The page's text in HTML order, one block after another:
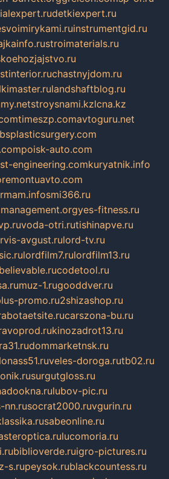
detkiexpert.ru
instrumentgid.ru
stroimaterials.ru
chastnyjdom.ru
landshaftblog.ru
stroysnami.kzlcna.kz
timeszp.comavtoguru.net
poisk-auto.com
engineering.comkuryatnik.info
smi366.ru
yes-fitness.ru
voda-otri.rutishinapve.ru
avgust.rulord-tv.ru
lordfilm7.rulordfilm13.ru
codetool.ru
muz-1.rugooddver.ru
promo.ru2shizashop.ru
carszona-bu.ru
kinozadrot13.ru
dommarketnsk.ru
veles-doroga.rutb02.ru
surgutgloss.ru
lubov-pic.ru
nn.rusocrat2000.ruvgurin.ru
sabeonline.ru
lucomoria.ru
biblioverde.ruigro-pictures.ru
s.rupeysok.rublackcountess.ru